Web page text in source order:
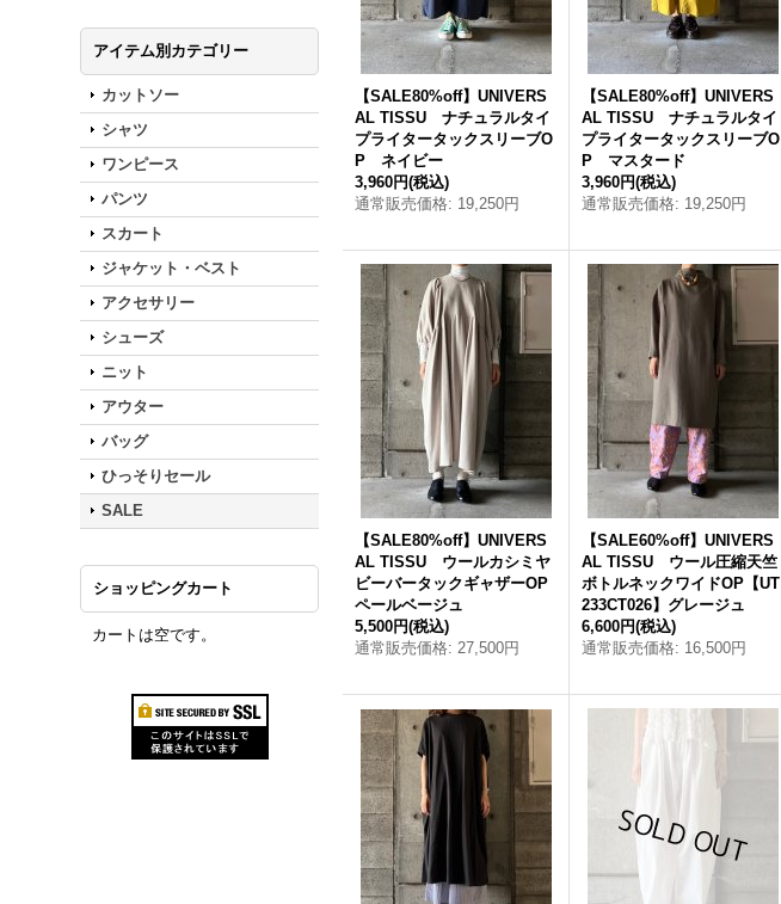
アイテム別カテゴリー
カットソー
シャツ
ワンピース
パンツ
スカート
ジャケット・ベスト
アクセサリー
シューズ
ニット
アウター
バッグ
ひっそりセール
SALE
ショッピングカート
カートは空です。
【SALE80%off】UNIVERS
AL TISSU ナチュラルタイ
プライタータックスリーブO
P ネイビー
3,960円(税込)
通常販売価格: 19,250円
【SALE80%off】UNIVERS
AL TISSU ナチュラルタイ
プライタータックスリーブO
P マスタード
3,960円(税込)
通常販売価格: 19,250円
【SALE80%off】UNIVERS
AL TISSU ウールカシミヤ
ビーバータックギャザーOP
ペールベージュ
5,500円(税込)
通常販売価格: 27,500円
【SALE60%off】UNIVERS
AL TISSU ウール圧縮天竺
ボトルネックワイドOP【UT
233CT026】グレージュ
6,600円(税込)
通常販売価格: 16,500円